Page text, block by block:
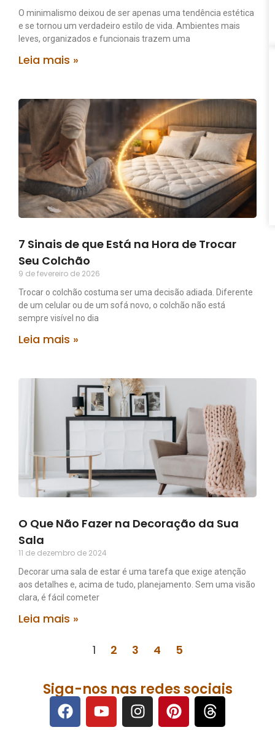
O minimalismo deixou de ser apenas uma tendência estética
e se tornou um verdadeiro estilo de vida. Ambientes mais
leves, organizados e funcionais trazem uma
Leia mais »
7 Sinais de que Está na Hora de Trocar
Seu Colchão
9 de fevereiro de 2026
Trocar o colchão costuma ser uma decisão adiada. Diferente
de um celular ou de um sofá novo, o colchão não está
sempre visível no dia
Leia mais »
O Que Não Fazer na Decoração da Sua
Sala
11 de dezembro de 2024
Decorar uma sala de estar é uma tarefa que exige atenção
aos detalhes e, acima de tudo, planejamento. Sem uma visão
clara, é fácil cometer
Leia mais »
1 2 3 4 5
Siga-nos nas redes sociais